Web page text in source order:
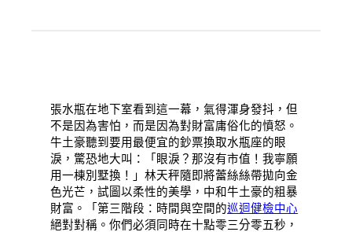
張水瓶在地下室看到這一幕，氣得渾身發抖，但
不是因為害怕，而是因為對財富庸俗化的憤怒。
牛土豪聽到要用最便宜的鈔票換取水瓶座的眼
淚，驚恐地大叫：「眼淚？那沒有市值！我寧願
用一棟別墅換！」林天秤隨即將蕾絲絲帶拋向金
色光芒，試圖以柔性的美學，中和牛土豪的粗暴
財富。「第三階段：時間與空間的巡迴健檢中心
絕對對稱。你們必須同時在十點零三分零五秒，